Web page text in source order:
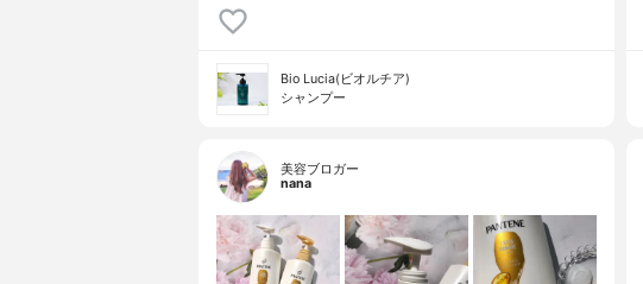
Bio Lucia(ビオルチア)
シャンプー
美容ブロガー
nana